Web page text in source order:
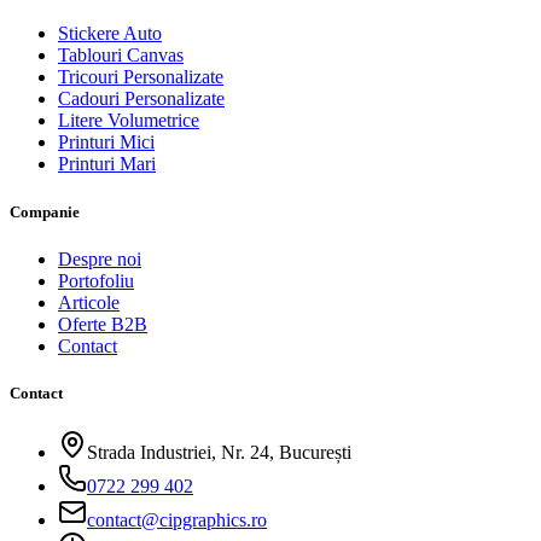
Stickere Auto
Tablouri Canvas
Tricouri Personalizate
Cadouri Personalizate
Litere Volumetrice
Printuri Mici
Printuri Mari
Companie
Despre noi
Portofoliu
Articole
Oferte B2B
Contact
Contact
Strada Industriei, Nr. 24, București
0722 299 402
contact@cipgraphics.ro